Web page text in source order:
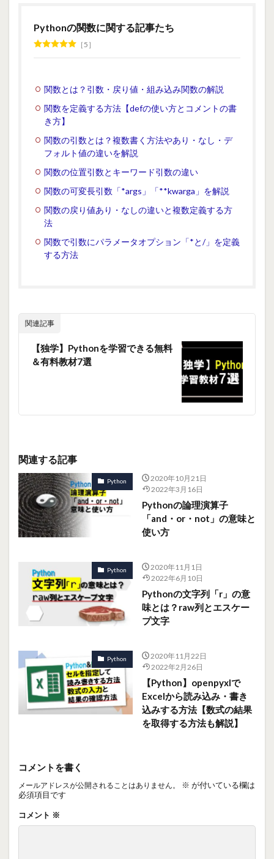
Pythonの関数に関する記事たち
5
関数とは？引数・戻り値・組み込み関数の解説
関数を定義する方法【defの使い方とコメントの書
き方】
関数の引数とは？複数書く方法やあり・なし・デ
フォルト値の違いを解説
関数の位置引数とキーワード引数の違い
関数の可変長引数「*args」「**kwarga」を解説
関数の戻り値あり・なしの違いと複数定義する方
法
関数で引数にパラメータオプション「*と/」を定義
する方法
関連記事
【独学】Pythonを学習できる無料
＆有料教材7選
関連する記事
Python
2020年10月21日
2022年3月16日
Pythonの論理演算子
「and・or・not」の意味と
使い方
Python
2020年11月1日
2022年6月10日
Pythonの文字列「r」の意
味とは？raw列とエスケー
プ文字
Python
2020年11月22日
2022年2月26日
【Python】openpyxlで
Excelから読み込み・書き
込みする方法【数式の結果
を取得する方法も解説】
コメントを書く
メールアドレスが公開されることはありません。 ※ が付いている欄は
必須項目です
コメント ※